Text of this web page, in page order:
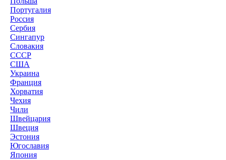
Португалия
Россия
Сербия
Сингапур
Словакия
СССР
США
Украина
Франция
Хорватия
Чехия
Чили
Швейцария
Швеция
Эстония
Югославия
Япония